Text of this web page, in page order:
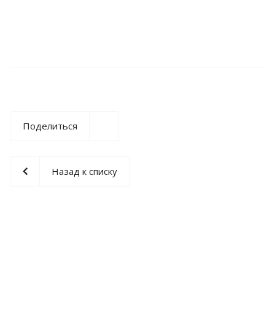
Поделиться
Назад к списку